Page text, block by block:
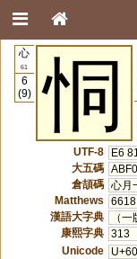
心
61
6
(9)
恫
UTF-8
E6
大五碼 ABF0
倉頡碼 心月
Matthews
6618
漢語大字典
（
康熙字典 313
Unicode